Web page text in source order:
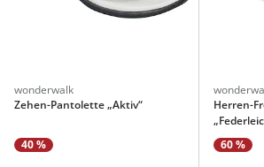
wonderwalk
Zehen-Pantolette „Aktiv“
40 %
Herren-
60 %